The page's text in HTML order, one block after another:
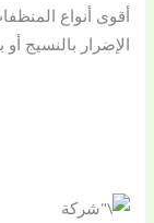
أقوى أنواع
الإضرار بالنسيج أو